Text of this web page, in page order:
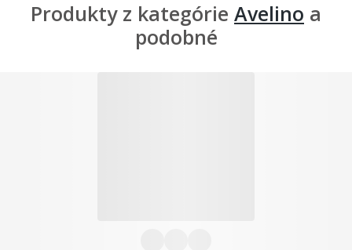
Produkty z kategórie Avelino a
podobné